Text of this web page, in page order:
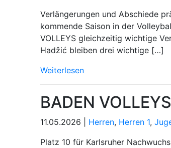
Verlängerungen und Abschiede
kommende Saison in der
VOLLEYS gleichzeitig wichtige
Hadžić bleiben drei wichtige […]
Weiterlesen
BADEN
11.05.2026 | Herren, Herren 1,
Platz 10 für Karlsruher